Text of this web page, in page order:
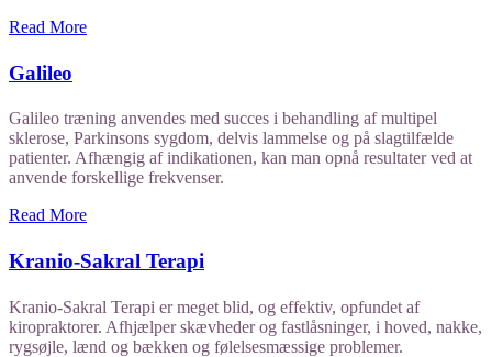
Read More
Galileo
Galileo træning anvendes med succes i behandling af multipel
sklerose, Parkinsons sygdom, delvis lammelse og på slagtilfælde
patienter. Afhængig af indikationen, kan man opnå resultater ved at
anvende forskellige frekvenser.
Read More
Kranio-Sakral Terapi
Kranio-Sakral Terapi er meget blid, og effektiv, opfundet af
kiropraktorer. Afhjælper skævheder og fastlåsninger, i hoved, nakke,
rygsøjle, lænd og bækken og følelsesmæssige problemer.